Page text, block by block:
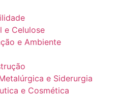
e Celulose
e Ambiente
e Siderurgia
e Cosmética